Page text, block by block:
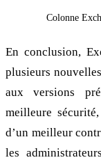
Colonne
En conclusion,
plusieurs
aux versions
meilleure
d’un meilleur
les